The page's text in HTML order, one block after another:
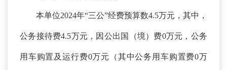
本单位2024年“三公”经费预算数4.5万元，其中，
公务接待费4.5万元，因公出国（境）费0万元，公务
用车购置及运行费0万元（其中公务用车购置费0万